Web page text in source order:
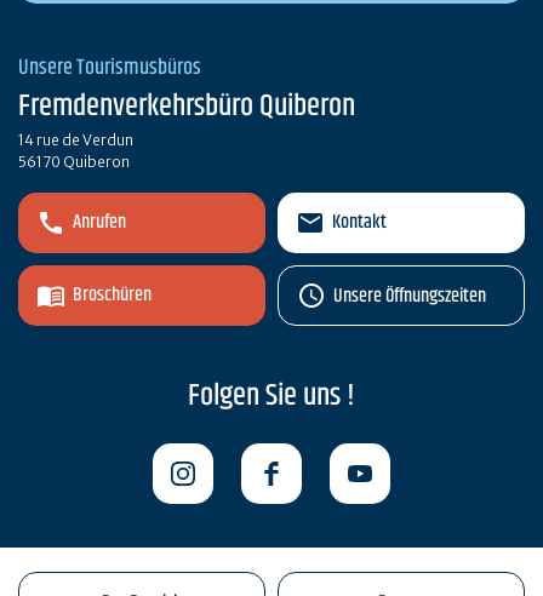
Unsere Tourismusbüros
Fremdenverkehrsbüro Quiberon
14 rue de Verdun
56170 Quiberon
Anrufen
Broschüren
Kontakt
Unsere Öffnungszeiten
Folgen Sie uns !